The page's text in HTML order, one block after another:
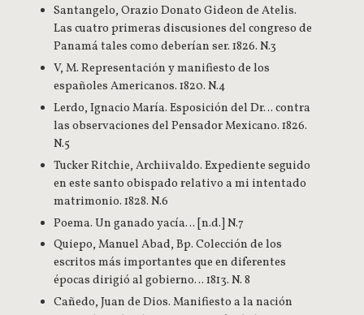
Santangelo, Orazio Donato Gideon de Atelis.
Las cuatro primeras discusiones del congreso de
Panamá tales como deberían ser. 1826. N.3
V, M. Representación y manifiesto de los
españoles Americanos. 1820. N.4
Lerdo, Ignacio María. Esposición del Dr… contra
las observaciones del Pensador Mexicano. 1826.
N.5
Tucker Ritchie, Archiivaldo. Expediente seguido
en este santo obispado relativo a mi intentado
matrimonio. 1828. N.6
Poema. Un ganado yacía… [n.d.] N.7
Quiepo, Manuel Abad, Bp. Colección de los
escritos más importantes que en diferentes
épocas dirigió al gobierno… 1813. N. 8
Cañedo, Juan de Dios. Manifiesto a la nación